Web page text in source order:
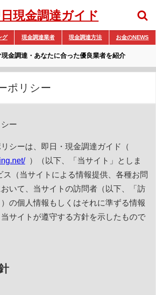
現金調達ガイド
グ 現金調達業者 現金調達方法 お金のNEWS
現金調達・あなたに合った優良業者を紹介
ポリシー
ー
シーは、即日・現金調達ガイド（
）（以下、「当サイト」としま
ス（当サイトによる情報提供、各種お問
いて、当サイトの訪問者（以下、「訪
の個人情報もしくはそれに準ずる情報
サイトが遵守する方針を示したもので